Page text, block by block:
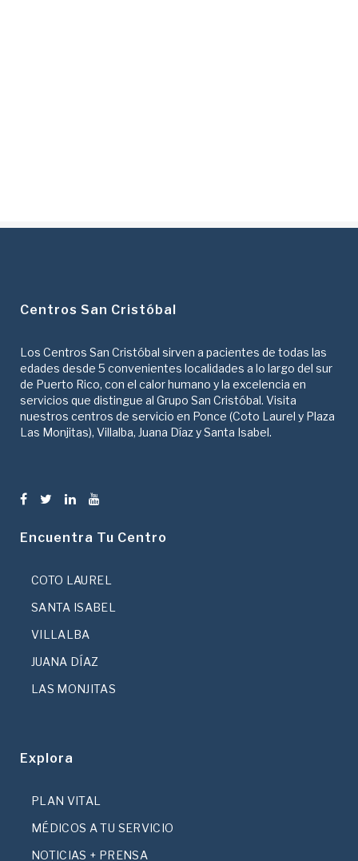
Centros San Cristóbal
Los Centros San Cristóbal sirven a pacientes de todas las
edades desde 5 convenientes localidades a lo largo del sur
de Puerto Rico, con el calor humano y la excelencia en
servicios que distingue al Grupo San Cristóbal. Visita
nuestros centros de servicio en Ponce (Coto Laurel y Plaza
Las Monjitas), Villalba, Juana Díaz y Santa Isabel.
Encuentra Tu Centro
COTO LAUREL
SANTA ISABEL
VILLALBA
JUANA DÍAZ
LAS MONJITAS
Explora
PLAN VITAL
MÉDICOS A TU SERVICIO
NOTICIAS + PRENSA